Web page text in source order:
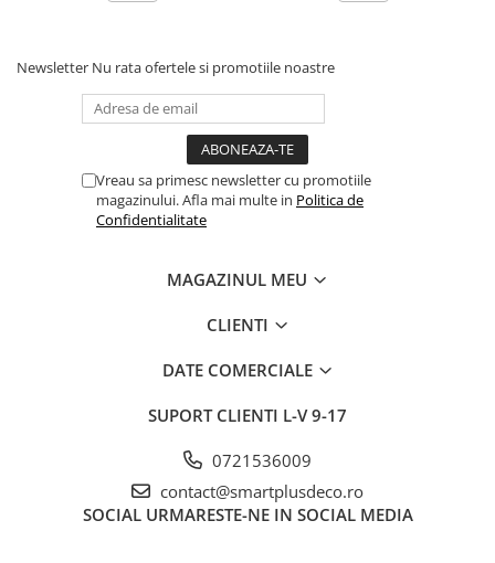
Newsletter Nu rata ofertele si promotiile noastre
Vreau sa primesc newsletter cu promotiile
magazinului. Afla mai multe in Politica de
Confidentialitate
MAGAZINUL MEU
CLIENTI
DATE COMERCIALE
SUPORT CLIENTI L-V 9-17
0721536009
contact@smartplusdeco.ro
SOCIAL URMARESTE-NE IN SOCIAL MEDIA